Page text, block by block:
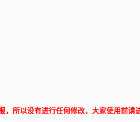
所以没有进行任何修改，大家使用前请